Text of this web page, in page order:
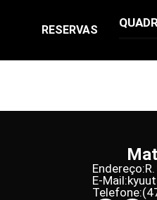
RESERVAS
Endereço:
E-Mail:
Telefone: